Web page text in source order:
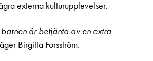
externa kulturupplevelser.
är betjänta av en extra
Birgitta Forsström.